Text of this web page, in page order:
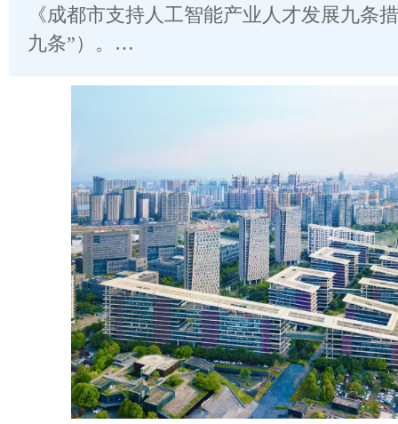
《成都市支持人工智能产业人才发展九条
九条”）。…